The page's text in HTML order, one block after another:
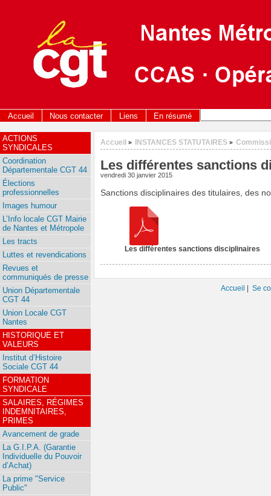
Accueil Nous contacter Liens En résumé
Accueil > INSTANCES STATUTAIRES >
Les différentes sanctions
vendredi 30 janvier 2015
Sanctions disciplinaires des titulaires, des
Les différentes sanctions disciplinaires
ACTIONS
SYNDICALES
Coordination
Départementale CGT 44
Élections
professionnelles
Images humour
L’Info locale CGT Mairie
de Nantes et Métropole
Les tracts
Luttes et revendications
Revues et
communiqués de presse
Union Départementale
CGT 44
Union Locale CGT
Nantes
HISTORIQUE ET
VALEURS
Institut d’Histoire
Sociale CGT 44
FORMATION
SYNDICALE
SALAIRES, RÉGIMES
INDEMNITAIRES,
PRIMES
Avancement de grade
La G.I.P.A. (Garantie
Individuelle du Pouvoir
d’Achat)
La prime "Service
Public"
Accueil |Se